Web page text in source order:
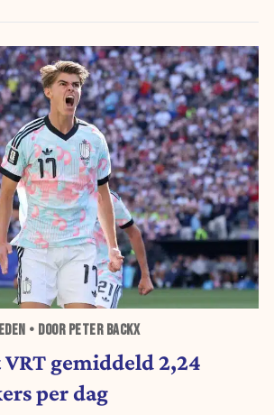
• DOOR PETER BACKX
gemiddeld 2,24
per dag